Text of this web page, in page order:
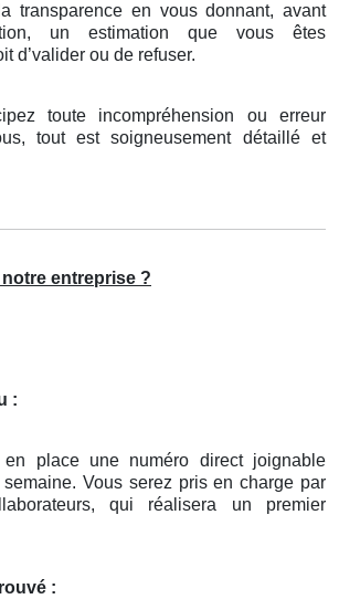
transparence en vous donnant, avant
un estimation que vous êtes
d’valider ou de refuser.
toute incompréhension ou erreur
tout est soigneusement détaillé et
entreprise ?
:
place une numéro direct joignable
Vous serez pris en charge par
qui réalisera un premier
: